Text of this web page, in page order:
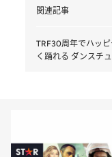
関連記事
TRF30周年でハッ
く踊れる ダンスチ